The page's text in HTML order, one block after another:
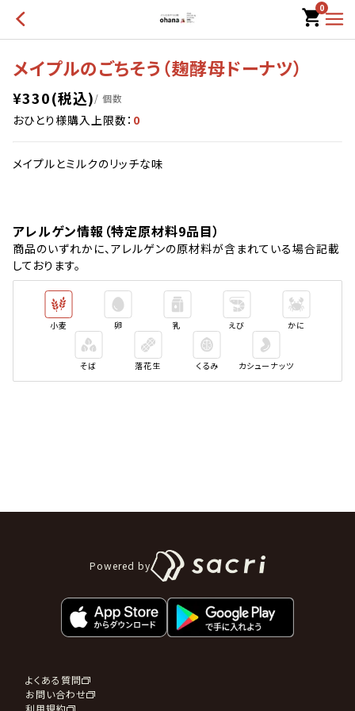
0
メイプルのごちそう（麹酵母ドーナツ）
¥330(税込)/ 個数
おひとり様購入上限数： 0
メイプルとミルクのリッチな味
アレルゲン情報（特定原材料9品目）
商品のいずれかに、アレルゲンの原材料が含まれている場合記載
しております。
小麦 卵 乳 えび かに
そば 落花生 くるみ カシューナッツ
Powered by
よくある質問
お問い合わせ
利用規約